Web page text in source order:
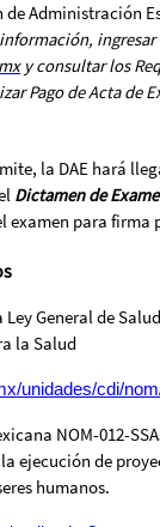
Administración
información, ingresar
y consultar los
Pago de Acta de
la DAE hará
Dictamen de
examen para firma
General de
la Salud
unidades/cdi/
NOM-012-
ejecución de
humanos.